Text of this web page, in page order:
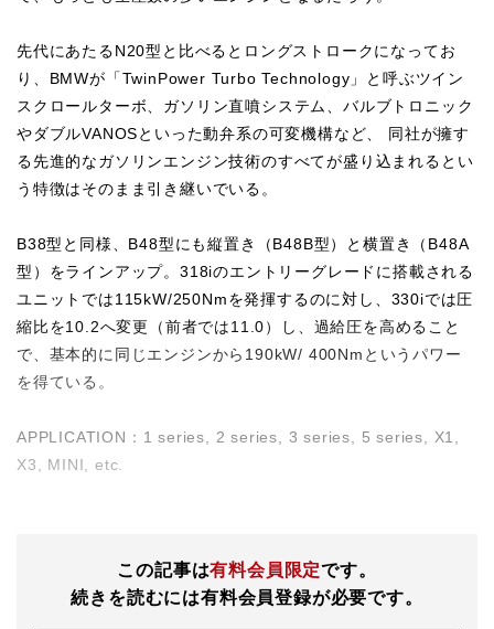
先代にあたるN20型と比べるとロングストロークになってお
り、BMWが「TwinPower Turbo Technology」と呼ぶツイン
スクロールターボ、ガソリン直噴システム、バルブトロニック
やダブルVANOSといった動弁系の可変機構など、 同社が擁す
る先進的なガソリンエンジン技術のすべてが盛り込まれるとい
う特徴はそのまま引き継いでいる。
B38型と同様、B48型にも縦置き（B48B型）と横置き（B48A
型）をラインアップ。318iのエントリーグレードに搭載される
ユニットでは115kW/250Nmを発揮するのに対し、330iでは圧
縮比を10.2へ変更（前者では11.0）し、過給圧を高めること
で、基本的に同じエンジンから190kW/ 400Nmというパワー
を得ている。
APPLICATION：1 series, 2 series, 3 series, 5 series, X1,
X3, MINI, etc.
この記事は有料会員限定です。
続きを読むには有料会員登録が必要です。